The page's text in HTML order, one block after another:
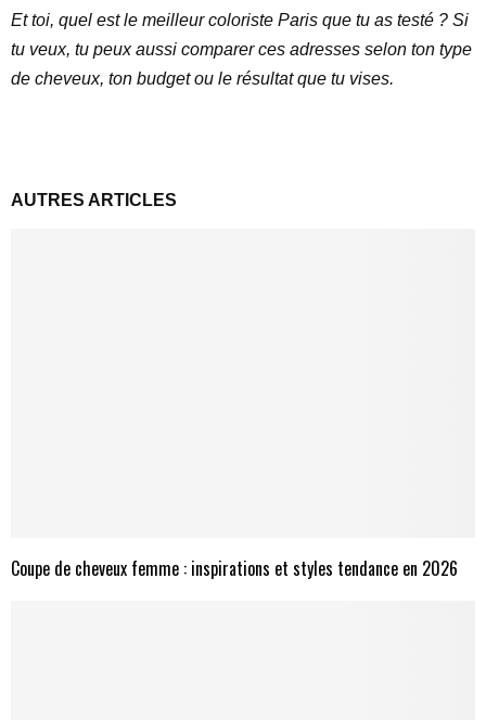
Et toi, quel est le meilleur coloriste Paris que tu as testé ? Si
tu veux, tu peux aussi comparer ces adresses selon ton type
de cheveux, ton budget ou le résultat que tu vises.
AUTRES ARTICLES
Coupe de cheveux femme : inspirations et styles tendance en 2026